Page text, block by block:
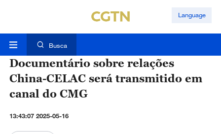
Language
Busca
Documentário sobre relações
China-CELAC será transmitido em
canal do CMG
13:43:07 2025-05-16